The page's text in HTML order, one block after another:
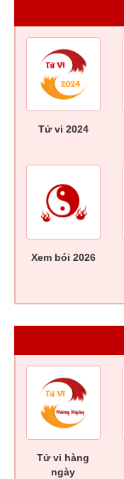
Tử vi 2024
Xem bói 2026
Tử vi hàng
ngày